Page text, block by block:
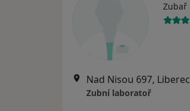
Zubař
Nad Nisou 697, Liberec
Zubní laboratoř